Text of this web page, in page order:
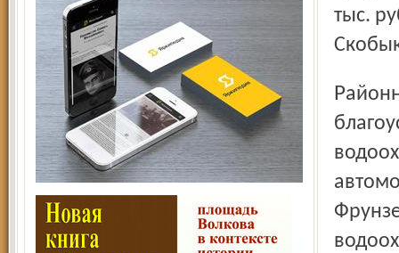
тыс.
Районные администрации определились, где требуется